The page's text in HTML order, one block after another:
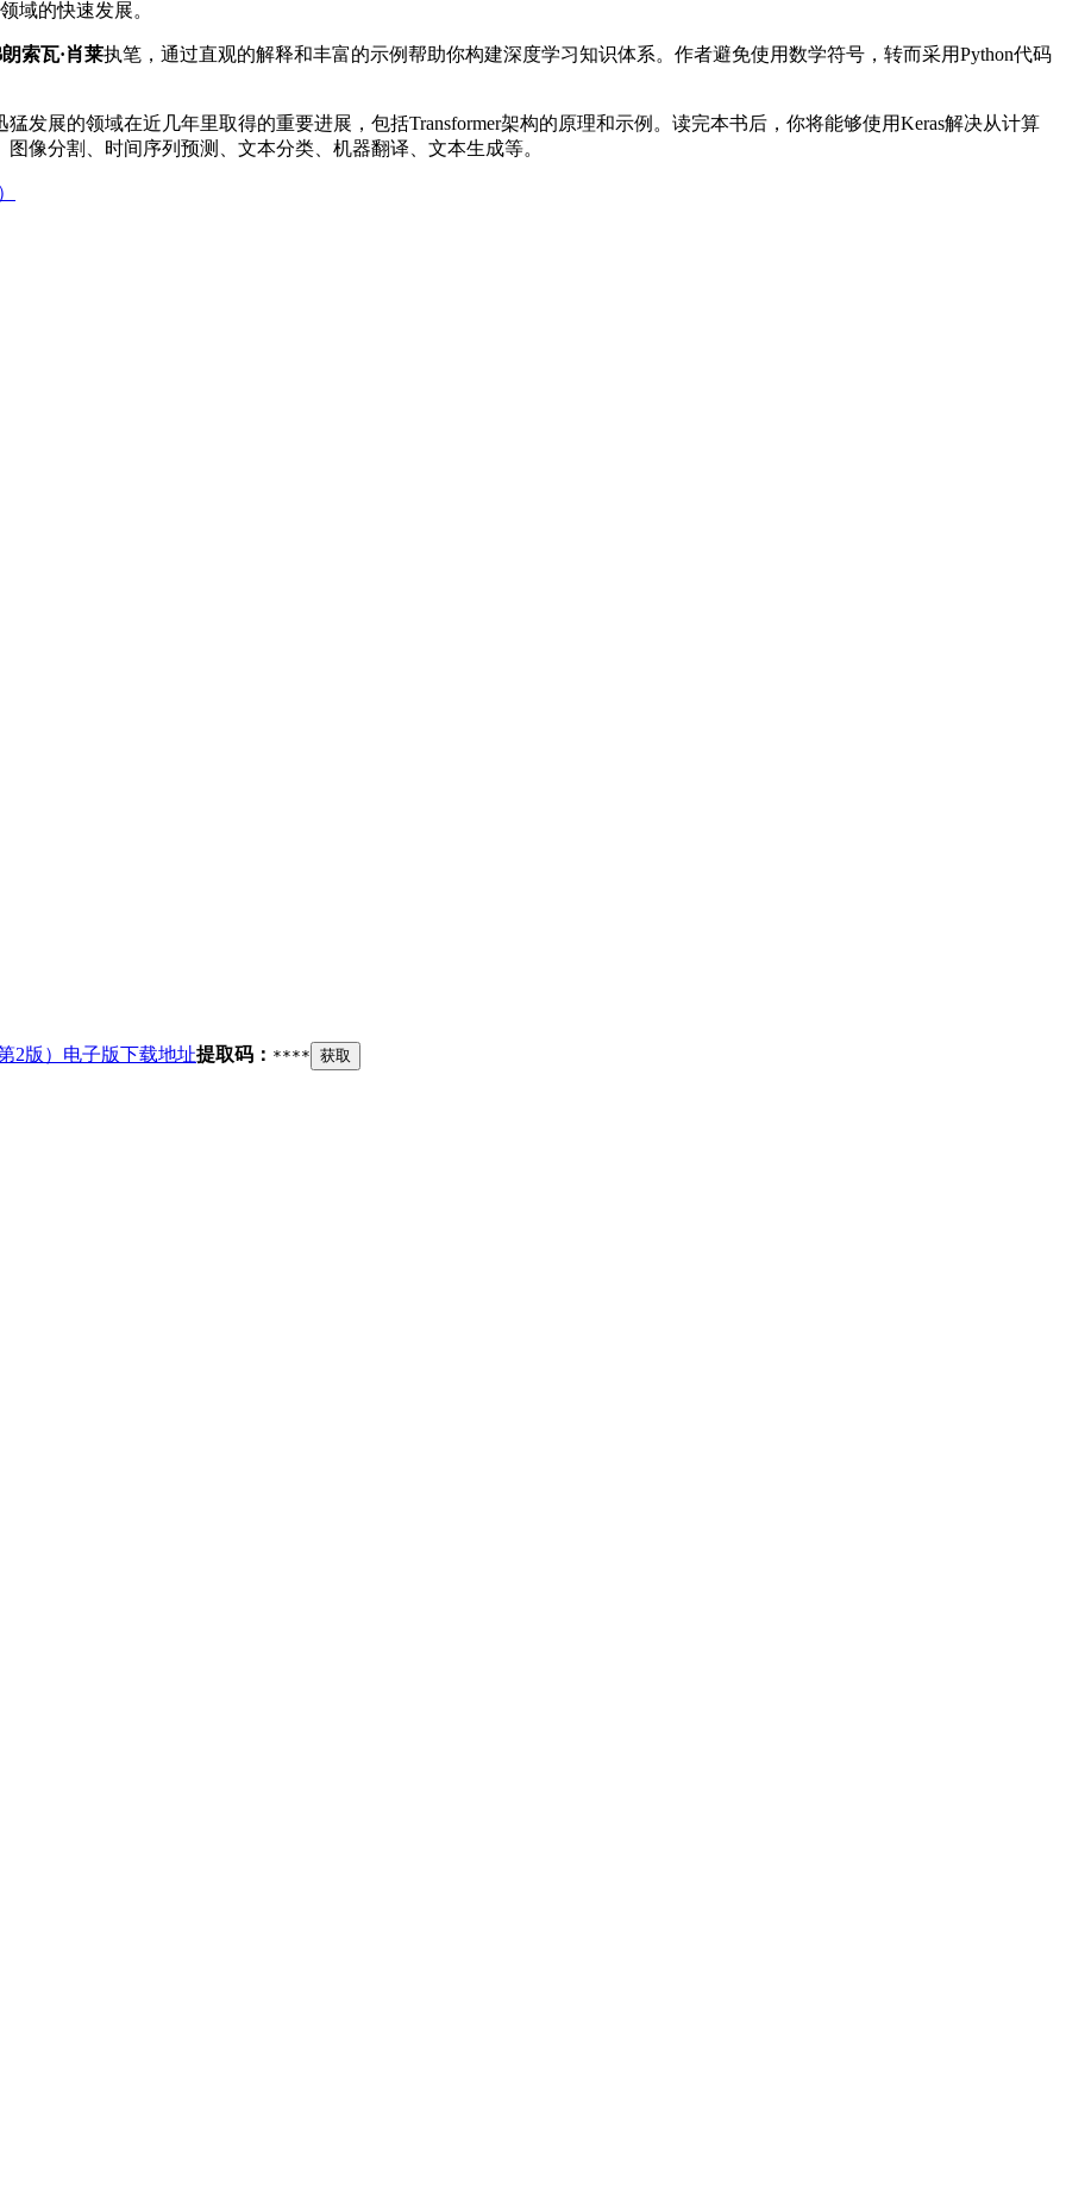
域的快速发展。
索瓦·肖莱执笔，通过直观的解释和丰富的示例帮助你构建深度学习知识体系。作者避免使用数学符号，转而采用Python代码
发展的领域在近几年里取得的重要进展，包括Transformer架构的原理和示例。读完本书后，你将能够使用Keras解决从计算
像分割、时间序列预测、文本分类、机器翻译、文本生成等。
2版）电子版下载地址提取码： **** 获取